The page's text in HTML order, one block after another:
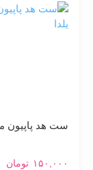
ست هد پاپیون
۱۵۰,۰۰۰ تومان